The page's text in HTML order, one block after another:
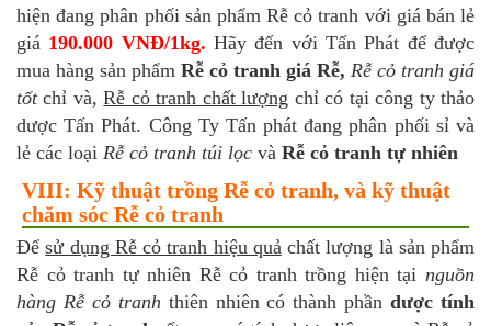
hiện đang phân phối sản phẩm Rễ cỏ tranh với giá bán lẻ
giá 190.000 VNĐ/1kg.Hãy đến với Tấn Phát để được
mua hàng sản phẩm Rễ cỏ tranh giá Rễ, Rễ cỏ tranh giá
tốtchỉ và,Rễ cỏ tranh chất lượng chỉ có tại công ty thảo
dược Tấn Phát. Công Ty Tấn phát đang phân phối sỉ và
lẻ các loại Rễ cỏ tranh túi lọc và Rễ cỏ tranh tự nhiên
VIII: Kỹ thuật trồng Rễ cỏ tranh, và kỹ thuật
chăm sóc Rễ cỏ tranh
Đểsử dụng Rễ cỏ tranh hiệu quả chất lượng là sản phẩm
Rễ cỏ tranh tự nhiên Rễ cỏ tranh trồng hiện tại nguồn
hàng Rễ cỏ tranh thiên nhiên có thành phầndược tính